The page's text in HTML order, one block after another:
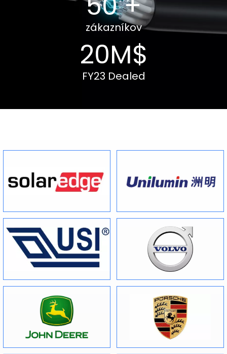
zákazníkov
20M$
FY23 Dealed